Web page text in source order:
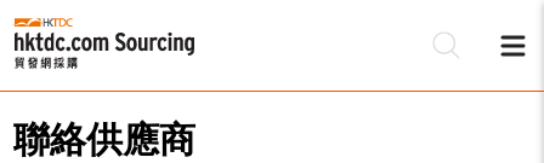
聯絡供應商